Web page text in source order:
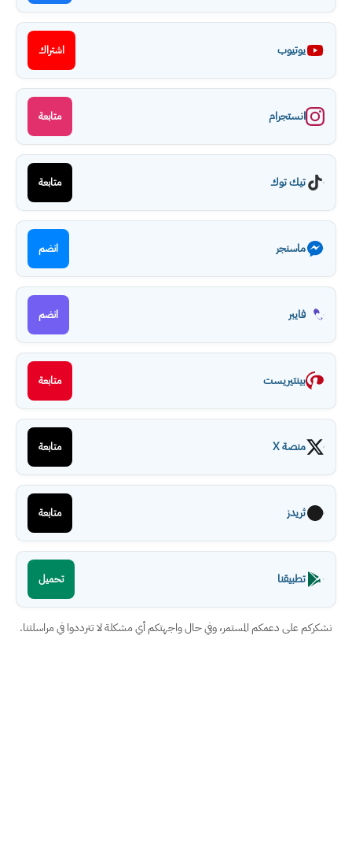
يوتيوب اشتراك
انستجرام متابعة
تيك توك متابعة
ماسنجر انضم
فايبر انضم
بينتيريست متابعة
منصة X متابعة
ثريدز متابعة
تطبيقنا تحميل
نشكركم على دعمكم المستمر، وفي حال واجهتكم أي مشكلة لا تترددوا في مراسلتنا.